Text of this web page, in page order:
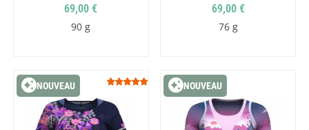
69,00 €
90 g
69,00 €
76 g
NOUVEAU NOUVEAU